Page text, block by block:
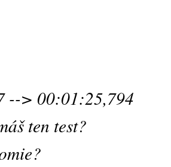
--> 00:01:25,794
ten test?